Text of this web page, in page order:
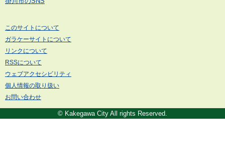
このサイトについて
ガラケーサイトについて
リンクについて
RSSについて
ウェブアクセシビリティ
個人情報の取り扱い
お問い合わせ
© Kakegawa City All rights Reserved.